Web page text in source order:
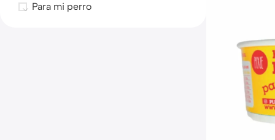
Para mi perro